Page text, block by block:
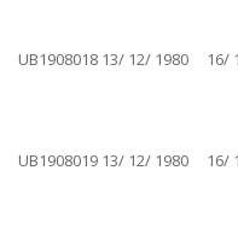
UB1908018 13/ 12/ 1980 16/
UB1908019 13/ 12/ 1980 16/